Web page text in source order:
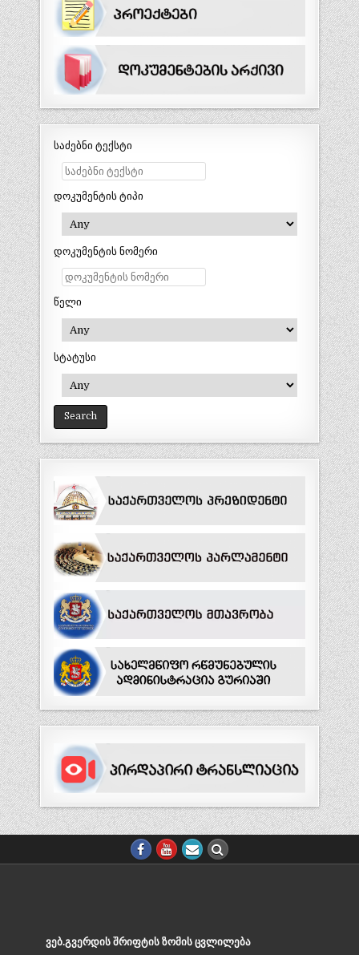
საძებნი ტექსტი
დოკუმენტის ტიპი
დოკუმენტის ნომერი
წელი
სტატუსი
ᲕᲔᲑ.ᲒᲕᲔᲠᲓᲘᲡ ᲨᲠᲘᲤᲢᲘᲡ ᲖᲝᲛᲘᲡ ᲪᲕᲚᲘᲚᲔᲑᲐ